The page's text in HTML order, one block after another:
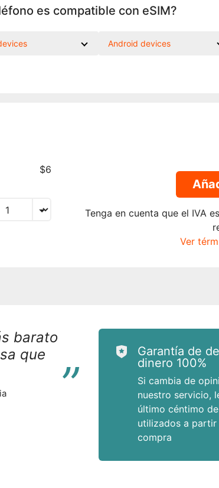
es compatible con eSIM?
Android devices
$6
Tenga en cuenta que el IVA
Ver
barato
que
“
Garantía de
dinero 100%
Si cambia de
nuestro servicio,
último céntimo
utilizados a partir
compra